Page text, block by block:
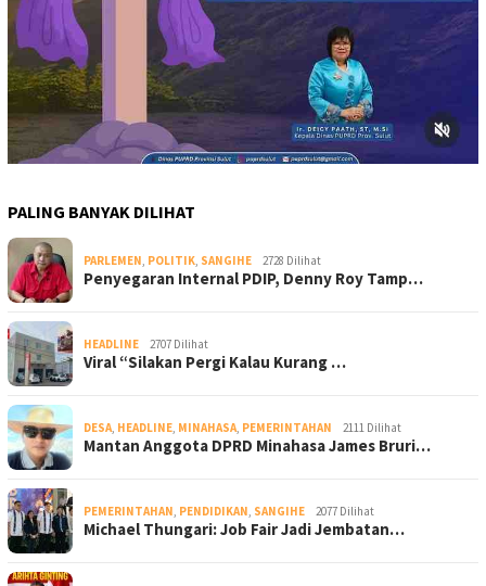
PALING BANYAK DILIHAT
PARLEMEN, POLITIK, SANGIHE 2728 Dilihat
Penyegaran Internal PDIP, Denny Roy Tamp…
HEADLINE 2707 Dilihat
Viral “Silakan Pergi Kalau Kurang …
DESA, HEADLINE, MINAHASA, PEMERINTAHAN 2111 Dilihat
Mantan Anggota DPRD Minahasa James Bruri…
PEMERINTAHAN, PENDIDIKAN, SANGIHE 2077 Dilihat
Michael Thungari: Job Fair Jadi Jembatan…